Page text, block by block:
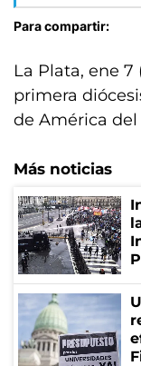
Para compartir:
La Plata, ene 7
primera
de América del
Más noticias